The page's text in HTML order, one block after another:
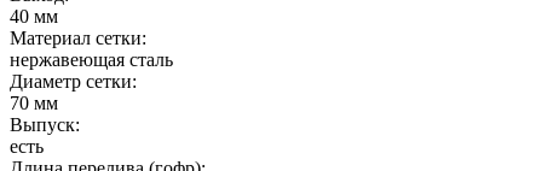
40 мм
Материал сетки:
нержавеющая сталь
Диаметр сетки:
70 мм
Выпуск:
есть